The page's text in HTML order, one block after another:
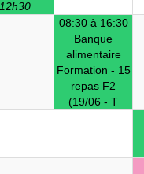
12h30
08:30 à 16:30
Banque
alimentaire
Formation - 15
repas F2
(19/06 - T